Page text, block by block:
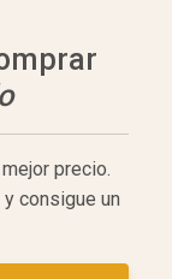
precio.
consigue un